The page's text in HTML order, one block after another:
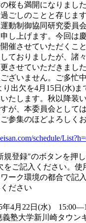
桜も満開になりまし
ごしのことと存じま
動制御協同研究委員
し上げます。今回は
催させていただくこ
ておりましたが、諸
させていただきまし
ざいません。ご多忙
り出欠を4月15日(水)
たします。秋以降装
が、本委員会として
参集のほどよろしく
schedule/
登録"のボタンを押
ご記入ください。使
ーク環境の都合で記
ださい
年4月22日(水)
義塾大学新川崎タウン